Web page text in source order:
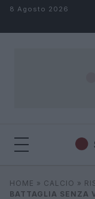
Salta al contenuto
8 Agosto 2026
Cerca
HOME » CALCIO »
BATTAGLIA SENZA